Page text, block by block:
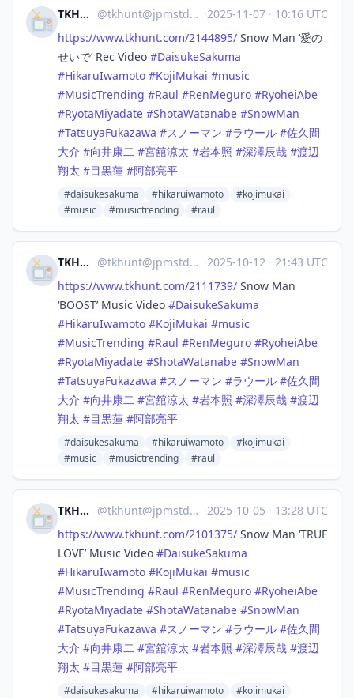
TKHUNT @tkhunt@jpmstdn.com ·2025-11-07 · 10:16 UTC
https://www.tkhunt.com/2144895/ Snow Man ‘愛の
せいで’ Rec Video #DaisukeSakuma
#HikaruIwamoto #KojiMukai #music
#MusicTrending #Raul #RenMeguro #RyoheiAbe
#RyotaMiyadate #ShotaWatanabe #SnowMan
#TatsuyaFukazawa #スノーマン #ラウール #佐久間
大介 #向井康二 #宮舘涼太 #岩本照 #深澤辰哉 #渡辺
翔太 #目黒蓮 #阿部亮平
#daisukesakuma #hikaruiwamoto
#kojimukai
#music
#musictrending #raul
TKHUNT @tkhunt@jpmstdn.com ·2025-10-12 · 21:43 UTC
https://www.tkhunt.com/2111739/ Snow Man
‘BOOST’ Music Video #DaisukeSakuma
#HikaruIwamoto #KojiMukai #music
#MusicTrending #Raul #RenMeguro #RyoheiAbe
#RyotaMiyadate #ShotaWatanabe #SnowMan
#TatsuyaFukazawa #スノーマン #ラウール #佐久間
大介 #向井康二 #宮舘涼太 #岩本照 #深澤辰哉 #渡辺
翔太 #目黒蓮 #阿部亮平
#daisukesakuma #hikaruiwamoto
#kojimukai
#music
#musictrending #raul
TKHUNT @tkhunt@jpmstdn.com ·2025-10-05 · 13:28 UTC
https://www.tkhunt.com/2101375/ Snow Man ‘TRUE
LOVE’ Music Video #DaisukeSakuma
#HikaruIwamoto #KojiMukai #music
#MusicTrending #Raul #RenMeguro #RyoheiAbe
#RyotaMiyadate #ShotaWatanabe #SnowMan
#TatsuyaFukazawa #スノーマン #ラウール #佐久間
大介 #向井康二 #宮舘涼太 #岩本照 #深澤辰哉 #渡辺
翔太 #目黒蓮 #阿部亮平
#daisukesakuma #hikaruiwamoto
#kojimukai